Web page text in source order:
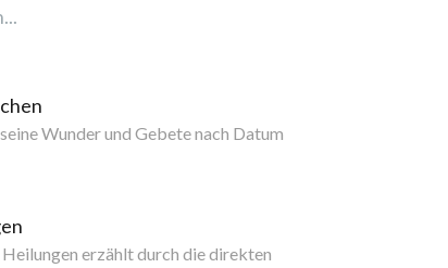
Wunder und Gebete nach Datum
erzählt durch die direkten